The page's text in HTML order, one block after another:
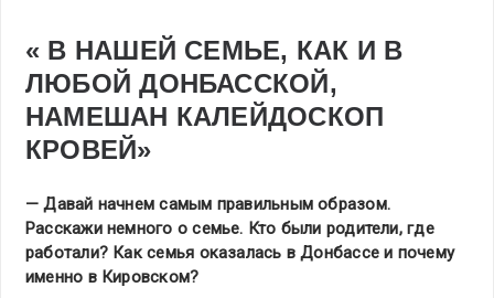
« В НАШЕЙ СЕМЬЕ, КАК И В
ЛЮБОЙ ДОНБАССКОЙ,
НАМЕШАН КАЛЕЙДОСКОП
КРОВЕЙ»
— Давай начнем самым правильным образом.
Расскажи немного о семье. Кто были родители, где
работали? Как семья оказалась в Донбассе и почему
именно в Кировском?